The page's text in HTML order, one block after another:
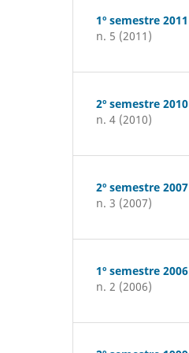
1º semestre 2011
n. 5 (2011)
2º semestre 2010
n. 4 (2010)
2º semestre 2007
n. 3 (2007)
1º semestre 2006
n. 2 (2006)